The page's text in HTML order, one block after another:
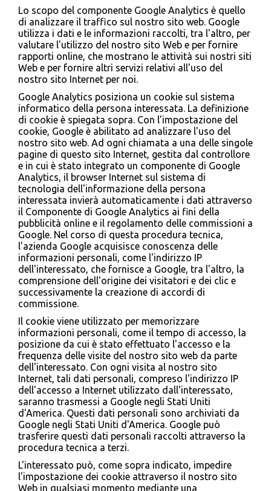
Lo scopo del componente Google Analytics è quello
di analizzare il traffico sul nostro sito web. Google
utilizza i dati e le informazioni raccolti, tra l'altro, per
valutare l'utilizzo del nostro sito Web e per fornire
rapporti online, che mostrano le attività sui nostri siti
Web e per fornire altri servizi relativi all'uso del
nostro sito Internet per noi.
Google Analytics posiziona un cookie sul sistema
informatico della persona interessata. La definizione
di cookie è spiegata sopra. Con l'impostazione del
cookie, Google è abilitato ad analizzare l'uso del
nostro sito web. Ad ogni chiamata a una delle singole
pagine di questo sito Internet, gestita dal controllore
e in cui è stato integrato un componente di Google
Analytics, il browser Internet sul sistema di
tecnologia dell'informazione della persona
interessata invierà automaticamente i dati attraverso
il Componente di Google Analytics ai fini della
pubblicità online e il regolamento delle commissioni a
Google. Nel corso di questa procedura tecnica,
l'azienda Google acquisisce conoscenza delle
informazioni personali, come l'indirizzo IP
dell'interessato, che fornisce a Google, tra l'altro, la
comprensione dell'origine dei visitatori e dei clic e
successivamente la creazione di accordi di
commissione.
Il cookie viene utilizzato per memorizzare
informazioni personali, come il tempo di accesso, la
posizione da cui è stato effettuato l'accesso e la
frequenza delle visite del nostro sito web da parte
dell'interessato. Con ogni visita al nostro sito
Internet, tali dati personali, compreso l'indirizzo IP
dell'accesso a Internet utilizzato dall'interessato,
saranno trasmessi a Google negli Stati Uniti
d'America. Questi dati personali sono archiviati da
Google negli Stati Uniti d'America. Google può
trasferire questi dati personali raccolti attraverso la
procedura tecnica a terzi.
L'interessato può, come sopra indicato, impedire
l'impostazione dei cookie attraverso il nostro sito
Web in qualsiasi momento mediante una